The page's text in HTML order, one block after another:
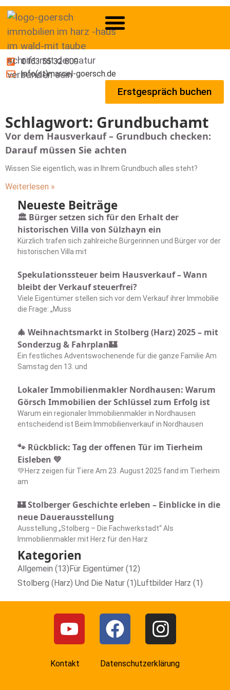
0163 55 32 809
info(at)marcel-goersch.de
Erstgespräch buchen
Schlagwort: Grundbuchamt
Vor dem Hausverkauf – Grundbuch checken:
Darauf müssen Sie achten
Wissen Sie eigentlich, was in Ihrem Grundbuch alles steht?
Weiterlesen »
Neueste Beiträge
🏛️ Bürger setzen sich für den Erhalt der
historischen Villa von Sülzhayn ein
Kürzlich trafen sich zahlreiche Bürgerinnen und Bürger vor der
historischen Villa mit
Spekulationssteuer beim Hausverkauf – Wann
bleibt der Verkauf steuerfrei?
Viele Eigentümer stellen sich vor dem Verkauf ihrer Immobilie
die Frage: „Muss
🎄 Weihnachtsmarkt in Stolberg (Harz) 2025 – mit
Sonderzug & Fahrplan🏰
Ein festliches Adventswochenende für die ganze Familie Am
Samstag den 13. und
Lokaler Immobilienmakler Nordhausen: Warum
Görsch Immobilien der Schlüssel zum Erfolg ist
Warum ein regionaler Immobilienmakler in Nordhausen
entscheidend ist Beim Immobilienverkauf in Nordhausen
🐾 Rückblick: Tag der offenen Tür im Tierheim
Eisleben 💚
💚Herz zeigen für Tiere Am 23. August 2025 fand im Tierheim
am
🏰 Stolberger Geschichte erleben – Einblicke in die
neue Dauerausstellung
Ausstellung „Stolberg – Die Fachwerkstadt“ Als
Immobilienmakler mit Herz für den Harz
Kategorien
Allgemein (13)Für Eigentümer (12)
Stolberg (Harz) Und Die Natur (1)Luftbilder Harz (1)
Kontakt Datenschutzerklärung